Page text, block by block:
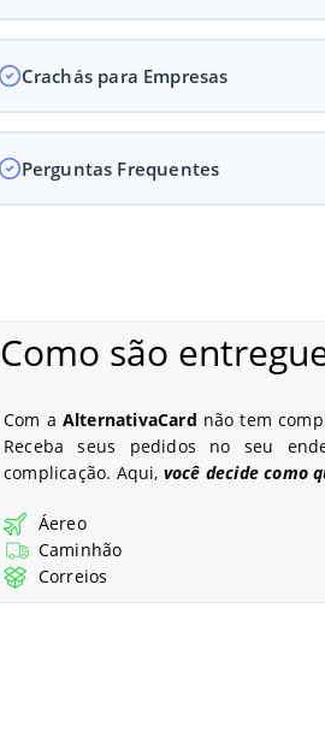
Crachás para Empresas
Perguntas Frequentes
Como são
Com a AlternativaCard não tem
Receba seus pedidos no seu
complicação. Aqui, você decide como
Áereo
Caminhão
Correios